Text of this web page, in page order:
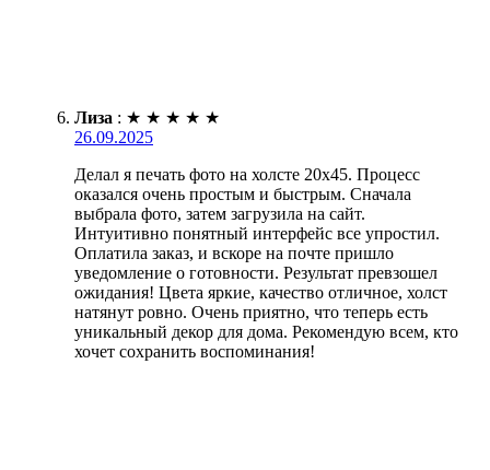
Лиза : ★ ★ ★ ★ ★
26.09.2025
Делал я печать фото на холсте 20х45. Процесс
оказался очень простым и быстрым. Сначала
выбрала фото, затем загрузила на сайт.
Интуитивно понятный интерфейс все упростил.
Оплатила заказ, и вскоре на почте пришло
уведомление о готовности. Результат превзошел
ожидания! Цвета яркие, качество отличное, холст
натянут ровно. Очень приятно, что теперь есть
уникальный декор для дома. Рекомендую всем, кто
хочет сохранить воспоминания!